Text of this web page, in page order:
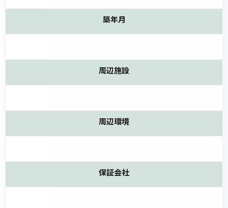
築年月
周辺施設
周辺環境
保証会社